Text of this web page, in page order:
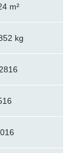
m²
kg